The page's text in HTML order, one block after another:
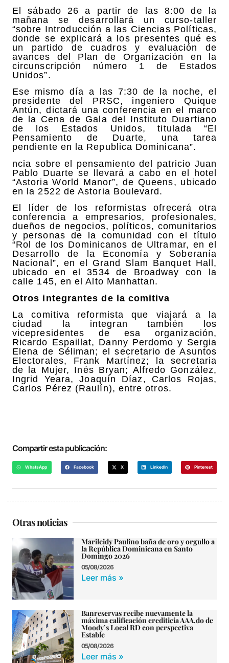
El sábado 26 a partir de las 8:00 de la
mañana se desarrollará un curso-taller
“sobre Introducción a las Ciencias Políticas,
donde se explicará a los presentes qué es
un partido de cuadros y evaluación de
avances del Plan de Organización en la
circunscripción número 1 de Estados
Unidos”.
Ese mismo día a las 7:30 de la noche, el
presidente del PRSC, ingeniero Quique
Antún, dictará una conferencia en el marco
de la Cena de Gala del Instituto Duartiano
de los Estados Unidos, titulada “El
Pensamiento de Duarte, una tarea
pendiente en la Republica Dominicana”.
ncia sobre el pensamiento del patricio Juan
Pablo Duarte se llevará a cabo en el hotel
“Astoria World Manor”, de Queens, ubicado
en la 2522 de Astoria Boulevard.
El líder de los reformistas ofrecerá otra
conferencia a empresarios, profesionales,
dueños de negocios, políticos, comunitarios
y personas de la comunidad con el título
“Rol de los Dominicanos de Ultramar, en el
Desarrollo de la Economía y Soberanía
Nacional”, en el Grand Slam Banquet Hall,
ubicado en el 3534 de Broadway con la
calle 145, en el Alto Manhattan.
Otros integrantes de la comitiva
La comitiva reformista que viajará a la
ciudad la integran también los
vicepresidentes de esa organización,
Ricardo Espaillat, Danny Perdomo y Sergia
Elena de Séliman; el secretario de Asuntos
Electorales, Frank Martínez; la secretaria
de la Mujer, Inés Bryan; Alfredo González,
Ingrid Yeara, Joaquín Díaz, Carlos Rojas,
Carlos Pérez (Raulín), entre otros.
Compartir esta publicación:
WhatsApp Facebook X LinkedIn Pinterest
Otras noticias
Marileidy Paulino baña de oro y orgullo a
la República Dominicana en Santo
Domingo 2026
05/08/2026
Leer más »
Banreservas recibe nuevamente la
máxima calificación crediticia AAA.do de
Moody’s Local RD con perspectiva
Estable
05/08/2026
Leer más »